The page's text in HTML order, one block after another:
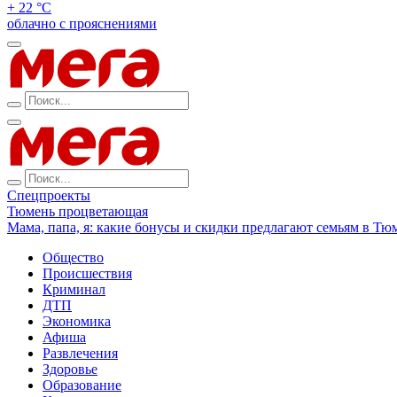
+ 22 °С
облачно с прояснениями
Спецпроекты
Тюмень процветающая
Мама, папа, я: какие бонусы и скидки предлагают семьям в
Общество
Происшествия
Криминал
ДТП
Экономика
Афиша
Развлечения
Здоровье
Образование